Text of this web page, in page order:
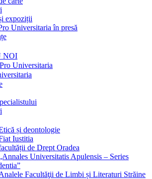
expoziții
Universitaria în presă
NOI
Universitaria
și deontologie
Iustitia
de Drept Oradea
Universitatis Apulensis – Series
Facultăţii de Limbi și Literaturi Străine